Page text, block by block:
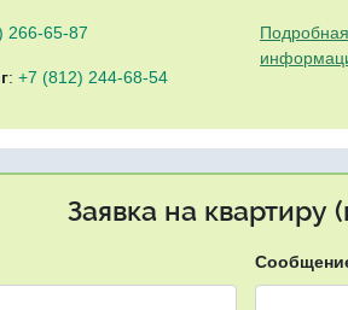
266-65-87
: +7 (812) 244-68-54
Заявка на квартиру